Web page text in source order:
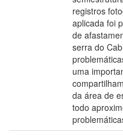
registros
aplicada foi
de
serra do
uma
da área de
todo